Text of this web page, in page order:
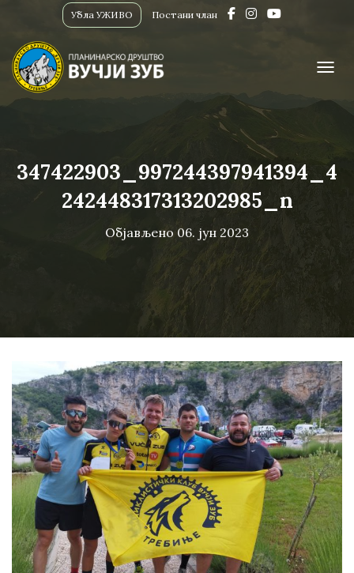
Убла УЖИВО Постани члан
347422903_997244397941394_4
242448317313202985_n
Објављено 06. јун 2023